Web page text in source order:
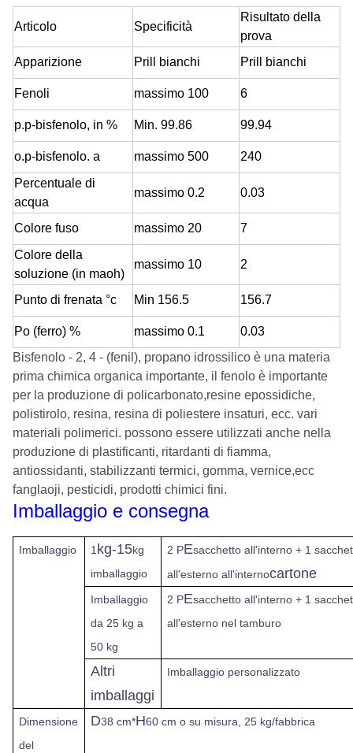
Articolo Specificità
Risultato della
prova
Apparizione
Prill bianchi Prill bianchi
Fenoli massimo 100 6
p.p-bisfenolo, in % Min. 99.86 99.94
o.p-bisfenolo. a massimo 500
240
Percentuale di
acqua
massimo 0.2 0.03
Colore fuso massimo 20
7
Colore della
soluzione (in maoh)
massimo 10 2
Punto di frenata °c Min 156.5 156.7
Po (ferro) % massimo 0.1
0.03
Bisfenolo - 2, 4 - (fenil), propano idrossilico è una materia
prima chimica organica importante, il fenolo è importante
per la produzione di policarbonato,resine epossidiche,
polistirolo, resina, resina di poliestere insaturi, ecc. vari
materiali polimerici. possono essere utilizzati anche nella
produzione di plastificanti, ritardanti di fiamma,
antiossidanti, stabilizzanti termici, gomma, vernice,ecc
fanglaoji, pesticidi, prodotti chimici fini.
Imballaggio e consegna
Imballaggio 1 kg-15kg
imballaggio
2 PEsacchetto all'interno + 1
all'esterno all'internocartone
Imballaggio
da 25 kg a
50 kg
2 PEsacchetto all'interno + 1
all'esterno nel tamburo
Altri
imballaggi
Imballaggio personalizzato
Dimensione
del
D38 cm*H60 cm o su misura, 25 kg/fabbrica